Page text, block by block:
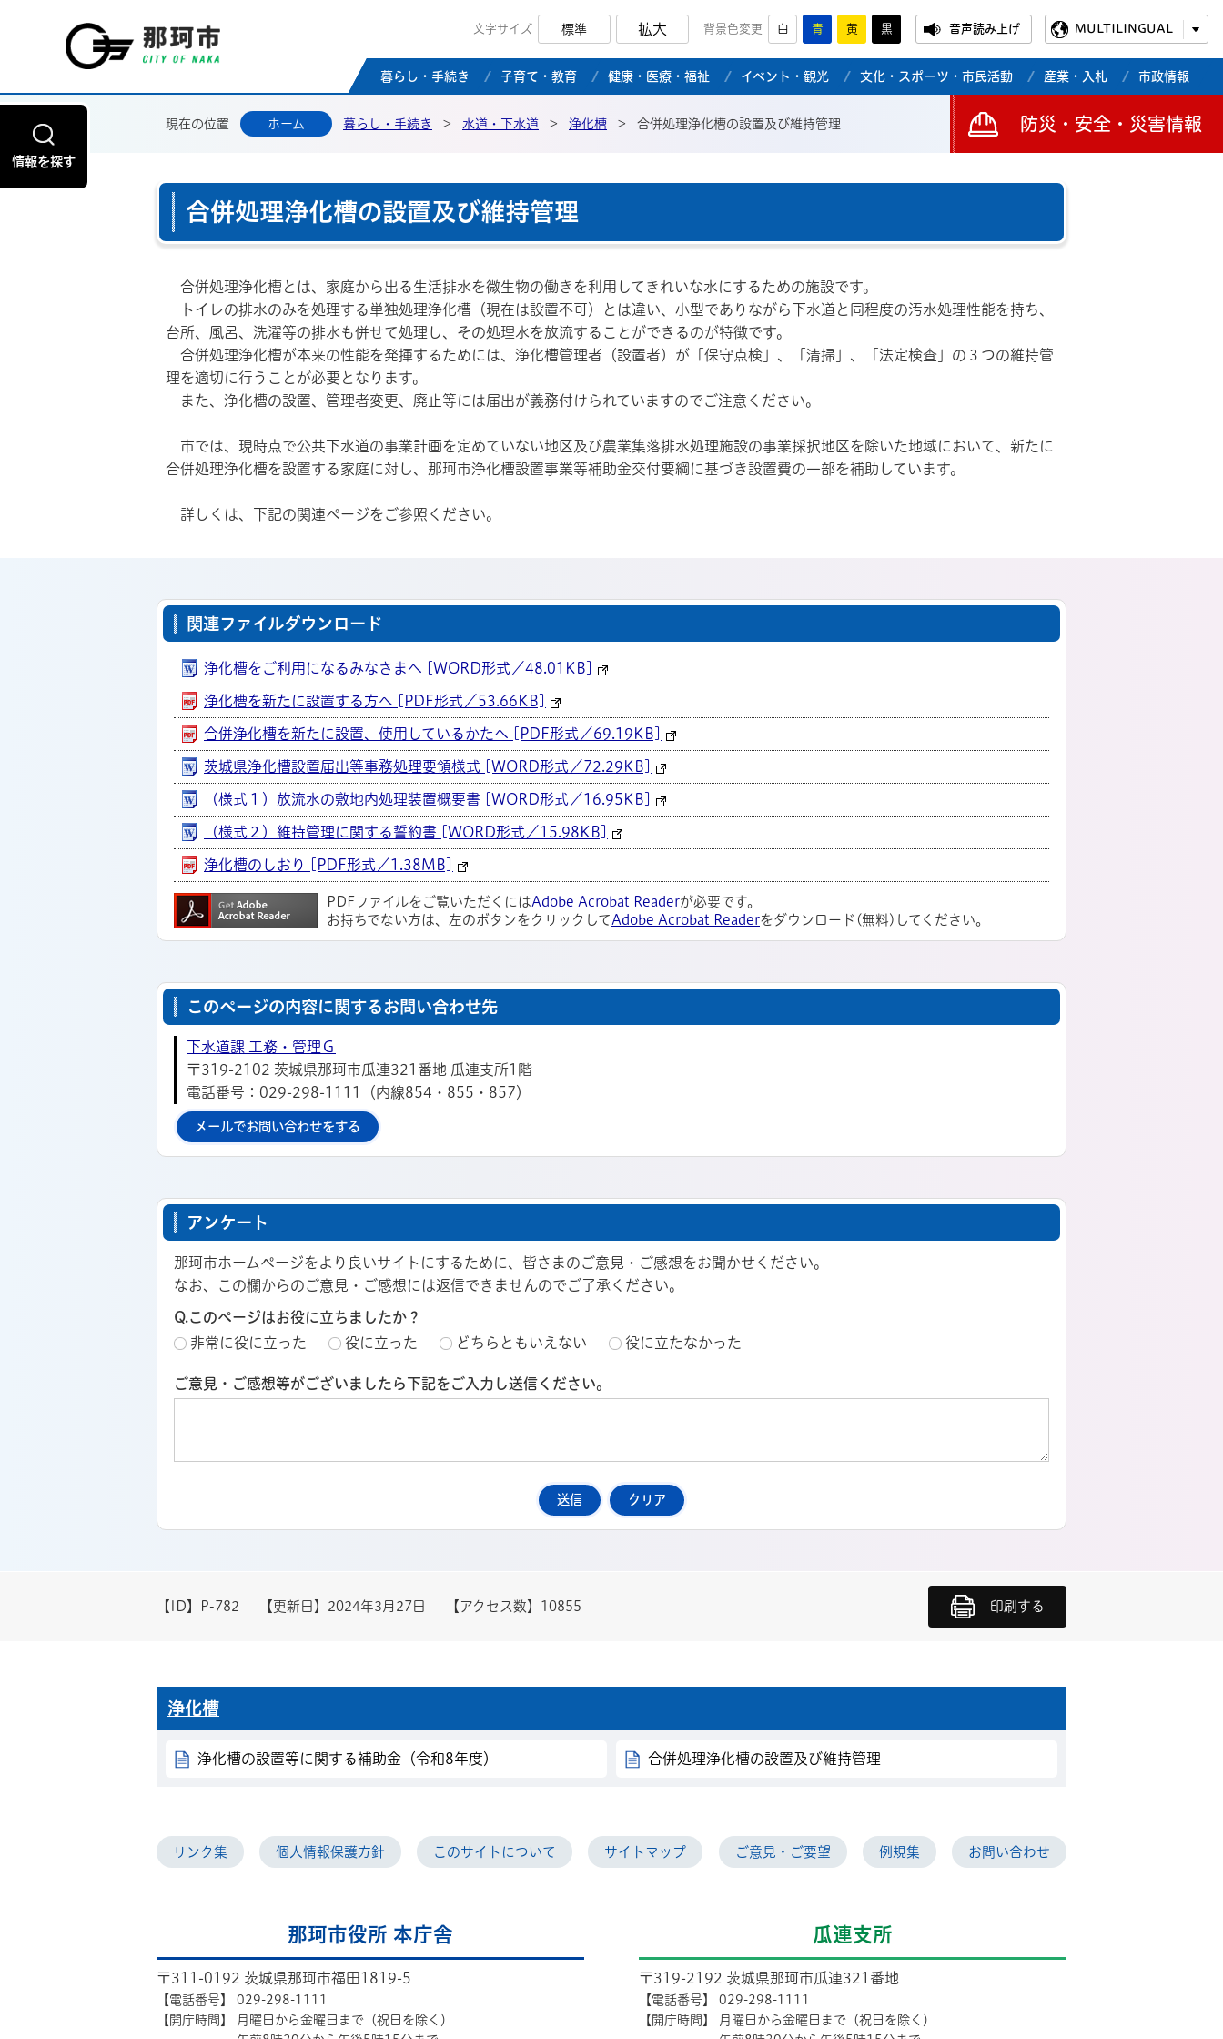
那珂市公式ホームページ
文字サイズ 標準 拡大 背景色変更 白 青 黄 黒 音声読み上げ MULTILINGUAL
暮らし・手続き 子育て・教育 健康・医療・福祉 イベント・観光 文化・スポーツ・市民活動 産業・入札 市政情報
情報を探す
現在の位置 ホーム 暮らし・手続き > 水道・下水道 > 浄化槽 > 合併処理浄化槽の設置及び維持管理 防災・安全・災害情報
合併処理浄化槽の設置及び維持管理
合併処理浄化槽とは、家庭から出る生活排水を微生物の働きを利用してきれいな水にするための施設です。
トイレの排水のみを処理する単独処理浄化槽（現在は設置不可）とは違い、小型でありながら下水道と同程度の汚水処理性能を持ち、
台所、風呂、洗濯等の排水も併せて処理し、その処理水を放流することができるのが特徴です。
合併処理浄化槽が本来の性能を発揮するためには、浄化槽管理者（設置者）が「保守点検」、「清掃」、「法定検査」の３つの維持管
理を適切に行うことが必要となります。
また、浄化槽の設置、管理者変更、廃止等には届出が義務付けられていますのでご注意ください。
市では、現時点で公共下水道の事業計画を定めていない地区及び農業集落排水処理施設の事業採択地区を除いた地域において、新たに
合併処理浄化槽を設置する家庭に対し、那珂市浄化槽設置事業等補助金交付要綱に基づき設置費の一部を補助しています。
詳しくは、下記の関連ページをご参照ください。
関連ファイルダウンロード
浄化槽をご利用になるみなさまへ [WORD形式／48.01KB]
浄化槽を新たに設置する方へ [PDF形式／53.66KB]
合併浄化槽を新たに設置、使用しているかたへ [PDF形式／69.19KB]
茨城県浄化槽設置届出等事務処理要領様式 [WORD形式／72.29KB]
（様式１）放流水の敷地内処理装置概要書 [WORD形式／16.95KB]
（様式２）維持管理に関する誓約書 [WORD形式／15.98KB]
浄化槽のしおり [PDF形式／1.38MB]
PDFファイルをご覧いただくにはAdobe Acrobat Readerが必要です。
お持ちでない方は、左のボタンをクリックして Adobe Acrobat Readerをダウンロード(無料)してください。
このページの内容に関するお問い合わせ先
下水道課 工務・管理Ｇ
〒319-2102 茨城県那珂市瓜連321番地 瓜連支所1階
電話番号：029-298-1111（内線854・855・857）
メールでお問い合わせをする
アンケート
那珂市ホームページをより良いサイトにするために、皆さまのご意見・ご感想をお聞かせください。
なお、この欄からのご意見・ご感想には返信できませんのでご了承ください。
Q.このページはお役に立ちましたか？
非常に役に立った
役に立った どちらともいえない 役に立たなかった
ご意見・ご感想等がございましたら下記をご入力し送信ください。
【ID】 P-782 【更新日】 2024年3月27日 【アクセス数】 10855 印刷する
浄化槽
浄化槽の設置等に関する補助金（令和8年度） 合併処理浄化槽の設置及び維持管理
リンク集 個人情報保護方針 このサイトについて サイトマップ ご意見・ご要望 例規集 お問い合わせ
那珂市役所 本庁舎
〒311-0192 茨城県那珂市福田1819-5
【電話番号】
029-298-1111
【開庁時間】
月曜日から金曜日まで（祝日を除く）
瓜連支所
〒319-2192 茨城県那珂市瓜連321番地
【電話番号】
029-298-1111
【開庁時間】
月曜日から金曜日まで（祝日を除く）